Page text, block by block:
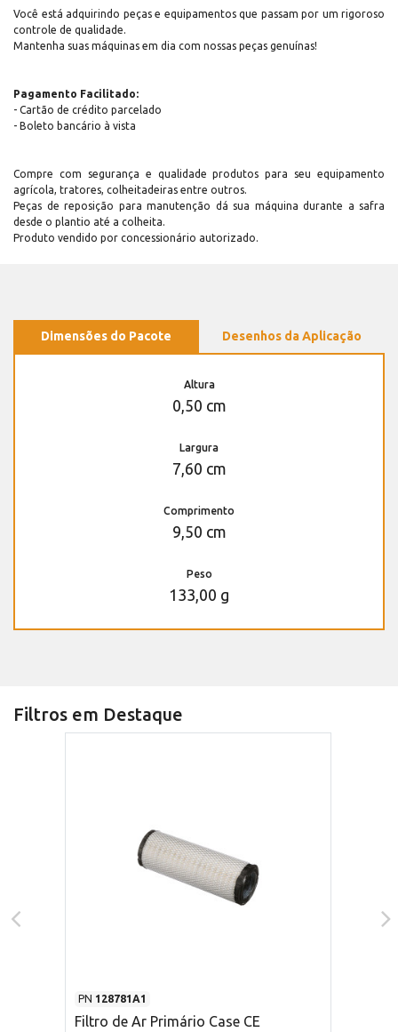
Você está adquirindo peças e equipamentos que passam por um rigoroso
controle de qualidade.
Mantenha suas máquinas em dia com nossas peças genuínas!
Pagamento Facilitado:
- Cartão de crédito parcelado
- Boleto bancário à vista
Compre com segurança e qualidade produtos para seu equipamento
agrícola, tratores, colheitadeiras entre outros.
Peças de reposição para manutenção dá sua máquina durante a safra
desde o plantio até a colheita.
Produto vendido por concessionário autorizado.
Dimensões do Pacote Desenhos da Aplicação
Altura
0,50 cm
Largura
7,60 cm
Comprimento
9,50 cm
Peso
133,00 g
Filtros em Destaque
PN 128781A1
Filtro de Ar Primário Case CE